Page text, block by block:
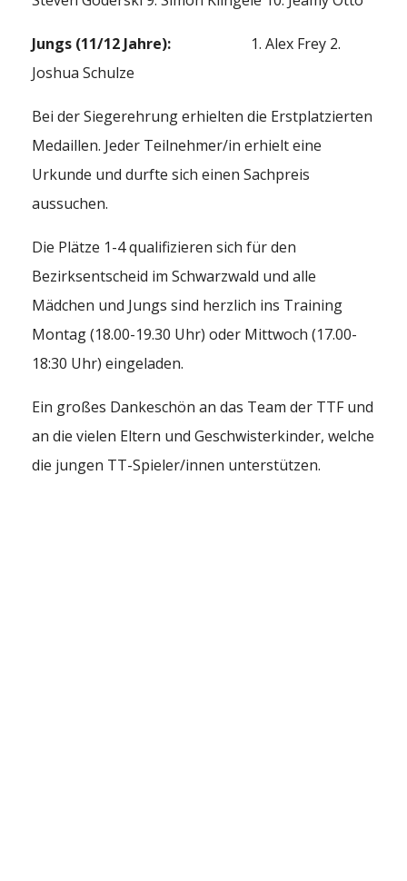
Jungs (11/12 Jahre): 1. Alex Frey 2.
Joshua Schulze
Bei der Siegerehrung erhielten die Erstplatzierten
Medaillen. Jeder Teilnehmer/in erhielt eine
Urkunde und durfte sich einen Sachpreis
aussuchen.
Die Plätze 1-4 qualifizieren sich für den
Bezirksentscheid im Schwarzwald und alle
Mädchen und Jungs sind herzlich ins Training
Montag (18.00-19.30 Uhr) oder Mittwoch (17.00-
18:30 Uhr) eingeladen.
Ein großes Dankeschön an das Team der TTF und
an die vielen Eltern und Geschwisterkinder, welche
die jungen TT-Spieler/innen unterstützen.